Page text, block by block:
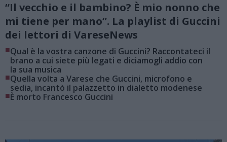
“Il vecchio e il bambino? È mio nonno che
mi tiene per mano”. La playlist di Guccini
dei lettori di VareseNews
■Qual è la vostra canzone di Guccini? Raccontateci il
brano a cui siete più legati e diciamogli addio con
la sua musica
■Quella volta a Varese che Guccini, microfono e
sedia, incantò il palazzetto in dialetto modenese
■È morto Francesco Guccini